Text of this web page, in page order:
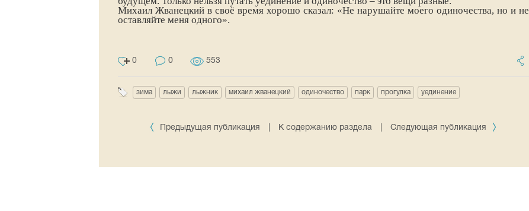
Михаил Жванецкий в своё время хорошо сказал: «Не нарушайте моего одиночества, но и не
оставляйте меня одного».
0 0 553
зима лыжи лыжник михаил жванецкий одиночество парк прогулка уединение
Предыдущая публикация К содержанию раздела Следующая публикация